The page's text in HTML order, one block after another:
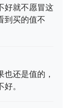
好就不愿冒这
到买的值不
还是值的，
。